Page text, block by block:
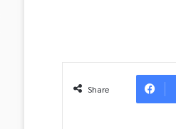
Share